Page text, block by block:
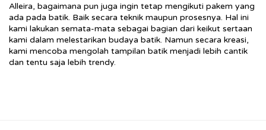
Alleira, bagaimana pun juga ingin tetap mengikuti pakem yang
ada pada batik. Baik secara teknik maupun prosesnya. Hal ini
kami lakukan semata-mata sebagai bagian dari keikut sertaan
kami dalam melestarikan budaya batik. Namun secara kreasi,
kami mencoba mengolah tampilan batik menjadi lebih cantik
dan tentu saja lebih trendy.